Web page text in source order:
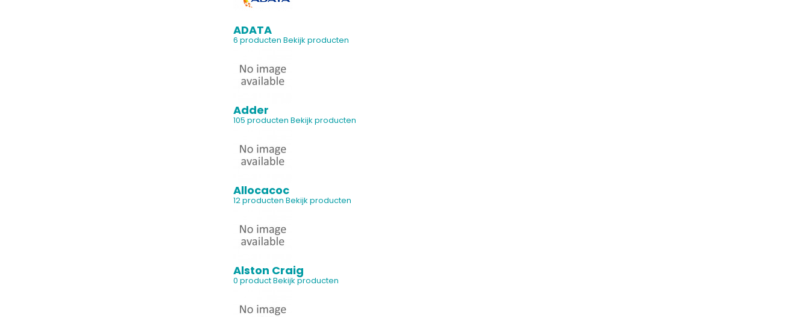
ADATA
6 producten Bekijk producten
Adder
105 producten Bekijk producten
Allocacoc
12 producten Bekijk producten
Alston Craig
0 productBekijk producten